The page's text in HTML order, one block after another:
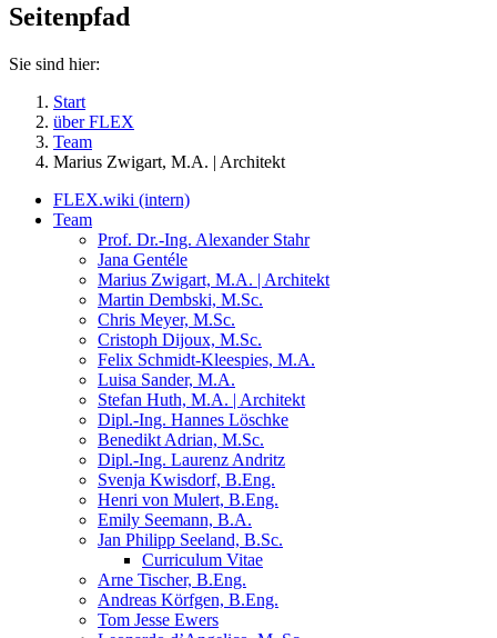
Seitenpfad
Sie sind hier:
Start
über FLEX
Team
Marius Zwigart, M.A. | Architekt
FLEX.wiki (intern)
Team
Prof. Dr.-Ing. Alexander Stahr
Jana Gentéle
Marius Zwigart, M.A. | Architekt
Martin Dembski, M.Sc.
Chris Meyer, M.Sc.
Cristoph Dijoux, M.Sc.
Felix Schmidt-Kleespies, M.A.
Luisa Sander, M.A.
Stefan Huth, M.A. | Architekt
Dipl.-Ing. Hannes Löschke
Benedikt Adrian, M.Sc.
Dipl.-Ing. Laurenz Andritz
Svenja Kwisdorf, B.Eng.
Henri von Mulert, B.Eng.
Emily Seemann, B.A.
Jan Philipp Seeland, B.Sc.
Curriculum Vitae
Arne Tischer, B.Eng.
Andreas Körfgen, B.Eng.
Tom Jesse Ewers